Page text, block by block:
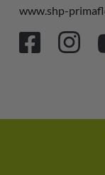
www.shp-